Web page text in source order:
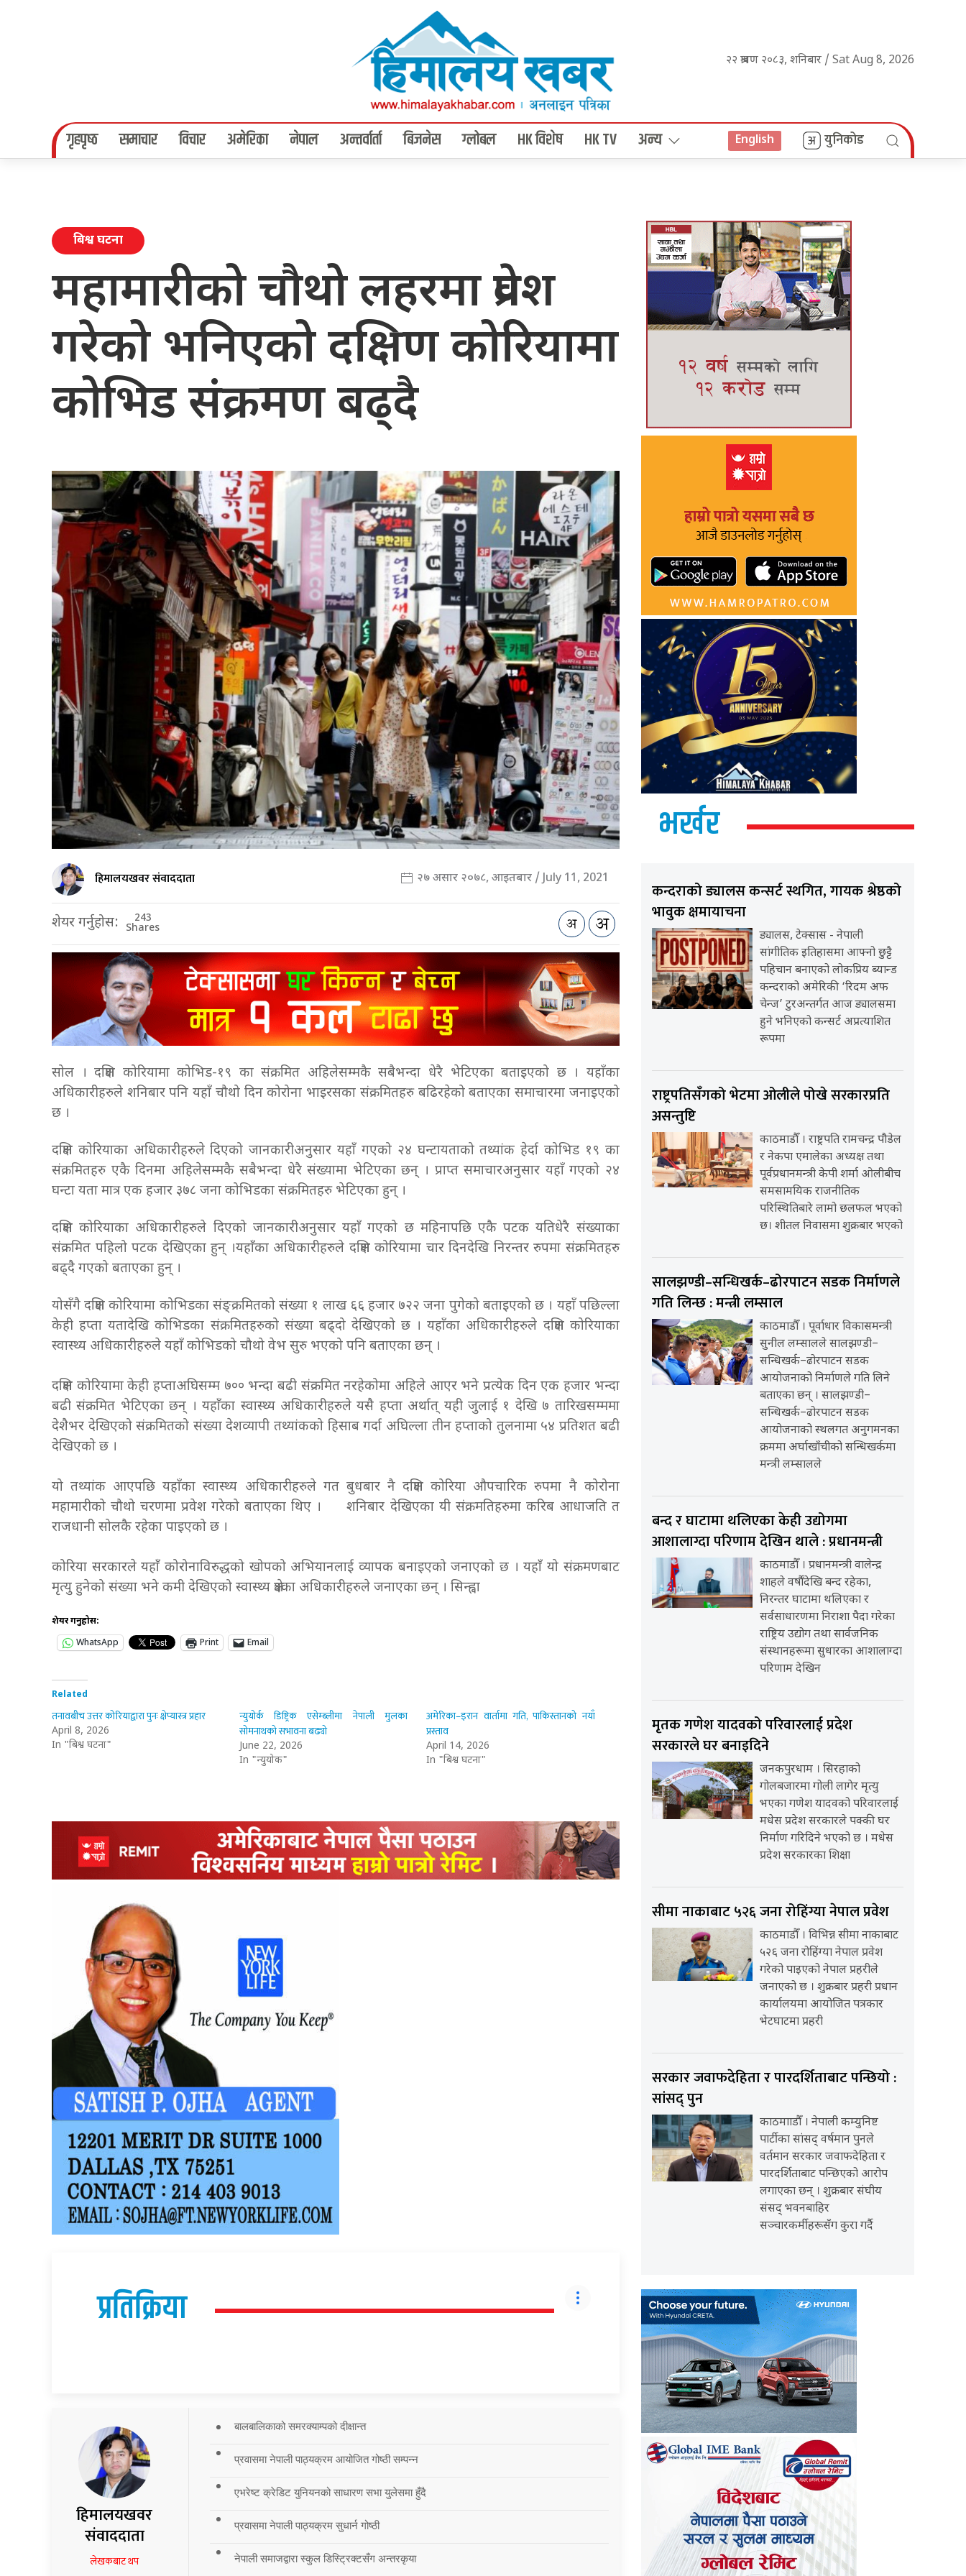
२२ श्रावण २०८३, शनिबार / Sat Aug 8, 2026
गृहपृष्‍ठ समाचार विचार अमेरिका नेपाल अन्तर्वार्ता बिजनेस ग्लोबल HK विशेष HK TV अन्य English युनिकोड
बिश्व घटना
महामारीको चौथो लहरमा प्रवेश
गरेको भनिएको दक्षिण कोरियामा
कोभिड संक्रमण बढ्दै
हिमालयखवर संवाददाता २७ असार २०७८, आइतबार / July 11, 2021
शेयर गर्नुहोस: 243
Shares
सोल । दक्षिण कोरियामा कोभिड-१९ का संक्रमित अहिलेसम्मकै सबैभन्दा धेरै भेटिएका बताइएको छ । यहाँका
अधिकारीहरुले शनिबार पनि यहाँ चौथो दिन कोरोना भाइरसका संक्रमितहरु बढिरहेको बताएका समाचारमा जनाइएको
छ ।
दक्षिण कोरियाका अधिकारीहरुले दिएको जानकारीअनुसार यहाँ गएको २४ घन्टायताको तथ्यांक हेर्दा कोभिड १९ का
संक्रमितहरु एकै दिनमा अहिलेसम्मकै सबैभन्दा धेरै संख्यामा भेटिएका छन् । प्राप्त समाचारअनुसार यहाँ गएको २४
घन्टा यता मात्र एक हजार ३७८ जना कोभिडका संक्रमितहरु भेटिएका हुन् ।
दक्षिण कोरियाका अधिकारीहरुले दिएको जानकारीअनुसार यहाँ गएको छ महिनापछि एकै पटक यतिधेरै संख्याका
संक्रमित पहिलो पटक देखिएका हुन् ।यहाँका अधिकारीहरुले दक्षिण कोरियामा चार दिनदेखि निरन्तर रुपमा संक्रमितहरु
बढ्दै गएको बताएका हुन् ।
योसँगै दक्षिण कोरियामा कोभिडका संङ्क्रमितको संख्या १ लाख ६६ हजार ७२२ जना पुगेको बताइएको छ । यहाँ पछिल्ला
केही हप्ता यतादेखि कोभिडका संक्रमितहरुको संख्या बढ्दो देखिएको छ । यहाँका अधिकारीहरुले दक्षिण कोरियाका
स्वास्थ्य अधिकारीहरुले यहाँ कोभिडको चौथो वेभ सुरु भएको पनि बताएका छन् ।
दक्षिण कोरियामा केही हप्ताअघिसम्म ७०० भन्दा बढी संक्रमित नरहेकोमा अहिले आएर भने प्रत्येक दिन एक हजार भन्दा
बढी संक्रमित भेटिएका छन् । यहाँका स्वास्थ्य अधिकारीहरुले यसै हप्ता अर्थात् यही जुलाई १ देखि ७ तारिखसम्ममा
देशैभर देखिएको संक्रमितको संख्या देशव्यापी तथ्यांकको हिसाब गर्दा अघिल्ला तीन हप्ताको तुलनामा ५४ प्रतिशत बढी
देखिएको छ ।
यो तथ्यांक आएपछि यहाँका स्वास्थ्य अधिकारीहरुले गत बुधबार नै दक्षिण कोरिया औपचारिक रुपमा नै कोरोना
महामारीको चौथो चरणमा प्रवेश गरेको बताएका थिए । शनिबार देखिएका यी संक्रमतिहरुमा करिब आधाजति त
राजधानी सोलकै रहेका पाइएको छ ।
कोरिया सरकारले यहाँ कोरोनाविरुद्धको खोपको अभियानलाई व्यापक बनाइएको जनाएको छ । यहाँ यो संक्रमणबाट
मृत्यु हुनेको संख्या भने कमी देखिएको स्वास्थ्य क्षेत्रका अधिकारीहरुले जनाएका छन् । सिन्ह्वा
शेयर गर्नुहोस:
WhatsApp
Print Email
Related
तनावबीच उत्तर कोरियाद्वारा पुनः क्षेप्यास्त्र प्रहार
April 8, 2026
In "बिश्व घटना"
न्युयोर्क डिष्ट्रिक एसेम्ब्लीमा नेपाली मुलका
सोमनाथको सभावना बढ्यो
June 22, 2026
In "न्युयोर्क"
अमेरिका–इरान वार्तामा गति, पाकिस्तानको नयाँ
प्रस्ताव
April 14, 2026
In "बिश्व घटना"
प्रतिक्रिया
हिमालयखवर
संवाददाता
लेखकबाट थप
बालबालिकाको समरक्याम्पको दीक्षान्त
प्रवासमा नेपाली पाठ्यक्रम आयोजित गोष्ठी सम्पन्न
एभरेष्ट क्रेडिट युनियनको साधारण सभा युलेसमा हुँदै
प्रवासमा नेपाली पाठ्यक्रम सुधार्न गोष्ठी
नेपाली समाजद्वारा स्कुल डिस्ट्रिक्टसँग अन्तरकृया
भर्खर
कन्दराको ड्यालस कन्सर्ट स्थगित, गायक श्रेष्ठको
भावुक क्षमायाचना
ड्यालस, टेक्सास - नेपाली
सांगीतिक इतिहासमा आफ्नो छुट्टै
पहिचान बनाएको लोकप्रिय ब्यान्ड
कन्दराको अमेरिकी ‘रिदम अफ
चेन्ज’ टुरअन्तर्गत आज ड्यालसमा
हुने भनिएको कन्सर्ट अप्रत्याशित
रूपमा
राष्ट्रपतिसँगको भेटमा ओलीले पोखे सरकारप्रति
असन्तुष्टि
काठमाडौँ । राष्ट्रपति रामचन्द्र पौडेल
र नेकपा एमालेका अध्यक्ष तथा
पूर्वप्रधानमन्त्री केपी शर्मा ओलीबीच
समसामयिक राजनीतिक
परिस्थितिबारे लामो छलफल भएको
छ। शीतल निवासमा शुक्रबार भएको
सालझण्डी–सन्धिखर्क–ढोरपाटन सडक निर्माणले
गति लिन्छ : मन्त्री लम्साल
काठमाडौँ । पूर्वाधार विकासमन्त्री
सुनील लम्सालले सालझण्डी–
सन्धिखर्क–ढोरपाटन सडक
आयोजनाको निर्माणले गति लिने
बताएका छन् । सालझण्डी–
सन्धिखर्क–ढोरपाटन सडक
आयोजनाको स्थलगत अनुगमनका
क्रममा अर्घाखाँचीको सन्धिखर्कमा
मन्त्री लम्सालले
बन्द र घाटामा थलिएका केही उद्योगमा
आशालाग्दा परिणाम देखिन थाले : प्रधानमन्त्री
काठमाडौँ । प्रधानमन्त्री वालेन्द्र
शाहले वर्षौंदेखि बन्द रहेका,
निरन्तर घाटामा थलिएका र
सर्वसाधारणमा निराशा पैदा गरेका
राष्ट्रिय उद्योग तथा सार्वजनिक
संस्थानहरूमा सुधारका आशालाग्दा
परिणाम देखिन
मृतक गणेश यादवको परिवारलाई प्रदेश
सरकारले घर बनाइदिने
जनकपुरधाम । सिरहाको
गोलबजारमा गोली लागेर मृत्यु
भएका गणेश यादवको परिवारलाई
मधेस प्रदेश सरकारले पक्की घर
निर्माण गरिदिने भएको छ । मधेस
प्रदेश सरकारका शिक्षा
सीमा नाकाबाट ५२६ जना रोहिंग्या नेपाल प्रवेश
काठमाडौँ । विभिन्न सीमा नाकाबाट
५२६ जना रोहिंग्या नेपाल प्रवेश
गरेको पाइएको नेपाल प्रहरीले
जनाएको छ । शुक्रबार प्रहरी प्रधान
कार्यालयमा आयोजित पत्रकार
भेटघाटमा प्रहरी
सरकार जवाफदेहिता र पारदर्शिताबाट पन्छियो :
सांसद् पुन
काठमााडौँ । नेपाली कम्युनिष्ट
पार्टीका सांसद् वर्षमान पुनले
वर्तमान सरकार जवाफदेहिता र
पारदर्शिताबाट पन्छिएको आरोप
लगाएका छन् । शुक्रबार संघीय
संसद् भवनबाहिर
सञ्चारकर्मीहरूसँग कुरा गर्दै